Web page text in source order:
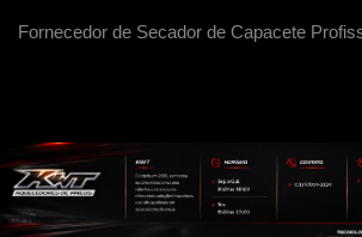
Fornecedor de Secador de Capacete